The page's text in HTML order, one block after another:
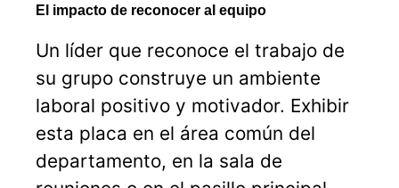
El impacto de reconocer al equipo
Un líder que reconoce el trabajo de
su grupo construye un ambiente
laboral positivo y motivador. Exhibir
esta placa en el área común del
departamento, en la sala de